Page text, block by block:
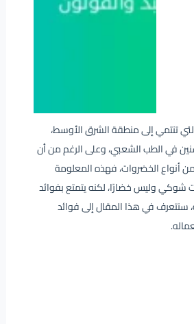
تنتمي إلى منطقة الشرق الأوسط،
في الطب الشعبي، وعلى الرغم من أن
أنواع الخضروات، فهذه المعلومة
شوكي وليس خضارًا، لكنه يتمتع بفوائد
سنتعرف في هذا المقال إلى فوائد